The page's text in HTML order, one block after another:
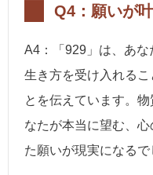
Q4：願いが
A4：「929」は、あ
生き方を受け入れる
とを伝えています。
なたが本当に望む、
た願いが現実になるで